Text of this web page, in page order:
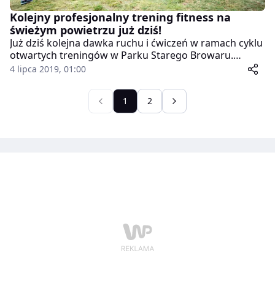
Kolejny profesjonalny trening fitness na
świeżym powietrzu już dziś!
Już dziś kolejna dawka ruchu i ćwiczeń w ramach cyklu
otwartych treningów w Parku Starego Browaru.
Profesjonalny trening fitness na świeżym powietrzu to
4 lipca 2019, 01:00
1 2